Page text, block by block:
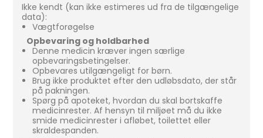
Ikke kendt (kan ikke estimeres ud fra de tilgængelige
data):
Vægtforøgelse
Opbevaring og holdbarhed
Denne medicin kræver ingen særlige
opbevaringsbetingelser.
Opbevares utilgængeligt for børn.
Brug ikke produktet efter den udløbsdato, der står
på pakningen.
Spørg på apoteket, hvordan du skal bortskaffe
medicinrester. Af hensyn til miljøet må du ikke
smide medicinrester i afløbet, toilettet eller
skraldespanden.